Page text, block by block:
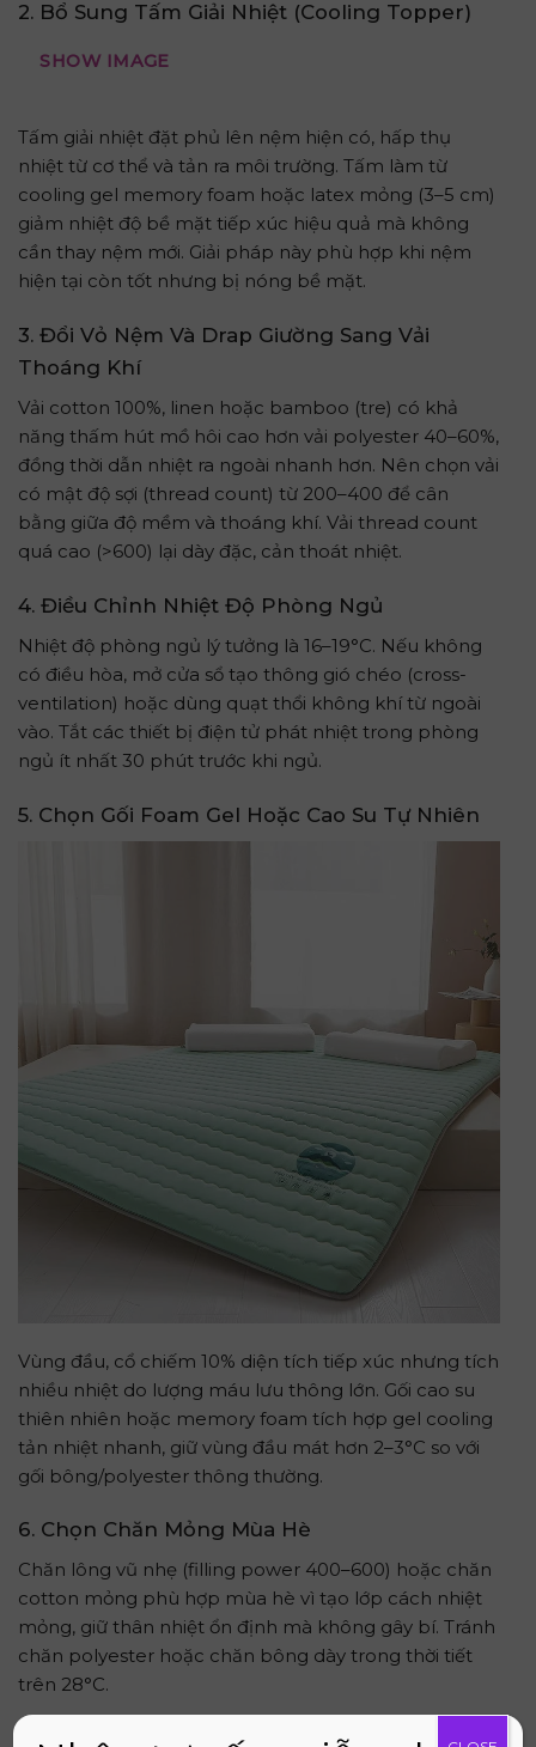
2. Bổ Sung Tấm Giải Nhiệt (Cooling Topper)
SHOW IMAGE
Tấm giải nhiệt đặt phủ lên nệm hiện có, hấp thụ
nhiệt từ cơ thể và tản ra môi trường. Tấm làm từ
cooling gel memory foam hoặc latex mỏng (3–5 cm)
giảm nhiệt độ bề mặt tiếp xúc hiệu quả mà không
cần thay nệm mới. Giải pháp này phù hợp khi nệm
hiện tại còn tốt nhưng bị nóng bề mặt.
3. Đổi Vỏ Nệm Và Drap Giường Sang Vải
Thoáng Khí
Vải cotton 100%, linen hoặc bamboo (tre) có khả
năng thấm hút mồ hôi cao hơn vải polyester 40–60%,
đồng thời dẫn nhiệt ra ngoài nhanh hơn. Nên chọn vải
có mật độ sợi (thread count) từ 200–400 để cân
bằng giữa độ mềm và thoáng khí. Vải thread count
quá cao (>600) lại dày đặc, cản thoát nhiệt.
4. Điều Chỉnh Nhiệt Độ Phòng Ngủ
Nhiệt độ phòng ngủ lý tưởng là 16–19°C. Nếu không
có điều hòa, mở cửa sổ tạo thông gió chéo (cross-
ventilation) hoặc dùng quạt thổi không khí từ ngoài
vào. Tắt các thiết bị điện tử phát nhiệt trong phòng
ngủ ít nhất 30 phút trước khi ngủ.
5. Chọn Gối Foam Gel Hoặc Cao Su Tự Nhiên
Vùng đầu, cổ chiếm 10% diện tích tiếp xúc nhưng tích
nhiều nhiệt do lượng máu lưu thông lớn. Gối cao su
thiên nhiên hoặc memory foam tích hợp gel cooling
tản nhiệt nhanh, giữ vùng đầu mát hơn 2–3°C so với
gối bông/polyester thông thường.
6. Chọn Chăn Mỏng Mùa Hè
Chăn lông vũ nhẹ (filling power 400–600) hoặc chăn
cotton mỏng phù hợp mùa hè vì tạo lớp cách nhiệt
mỏng, giữ thân nhiệt ổn định mà không gây bí. Tránh
chăn polyester hoặc chăn bông dày trong thời tiết
trên 28°C.
Nên Đầu Tư Nệm Làm Mát Mới Hay Chỉ Cần Thay